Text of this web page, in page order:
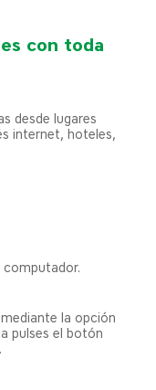
con toda
desde lugares
internet, hoteles,
computador.
la opción
pulses el botón